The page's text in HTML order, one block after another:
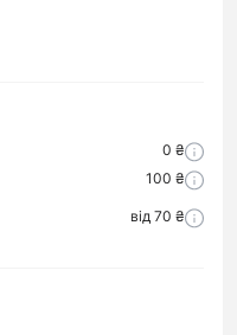
0 ₴
100 ₴
від 70 ₴